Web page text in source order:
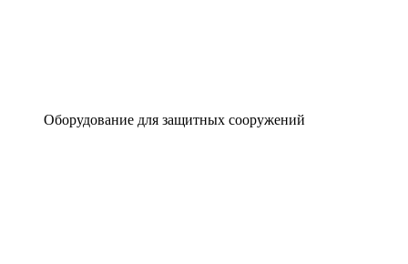
Оборудование для защитных сооружений